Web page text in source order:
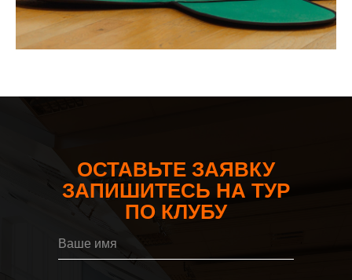
ОСТАВЬТЕ ЗАЯВКУ
ЗАПИШИТЕСЬ НА ТУР
ПО КЛУБУ